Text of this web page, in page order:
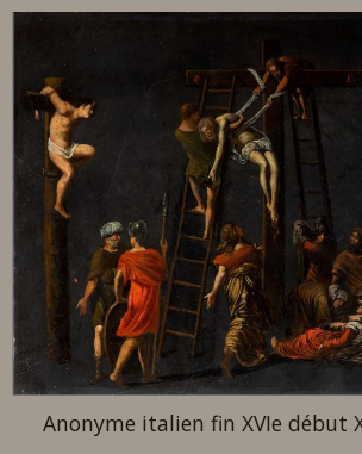
Anonyme italien fin XVIe début